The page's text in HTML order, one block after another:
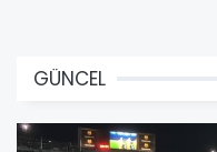
GÜNCEL